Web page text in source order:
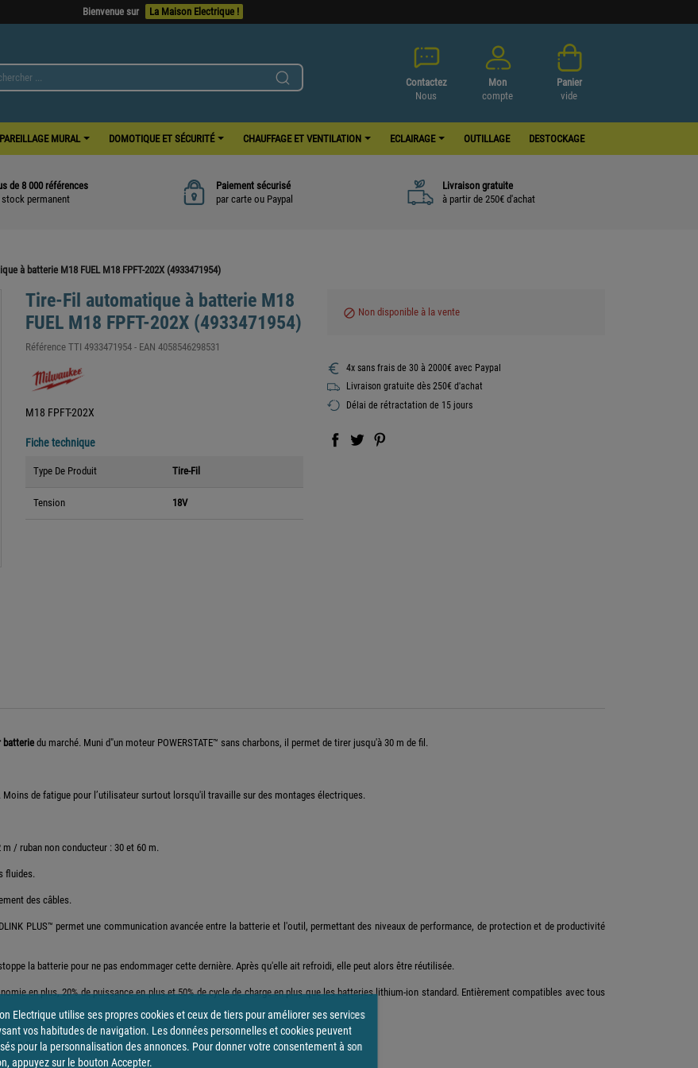
Contactez
Nous
Mon
compte
Panier
vide
MURAL DOMOTIQUE ET SÉCURITÉ CHAUFFAGE ET VENTILATION ECLAIRAGE OUTILLAGE DESTOCKAGE
de 8 000 références
stock permanent
Paiement sécurisé
par carte ou Paypal
Livraison gratuite
à partir de 250€ d'achat
à batterie M18 FUEL M18 FPFT-202X (4933471954)
Tire-Fil automatique à batterie M18
FUEL M18 FPFT-202X (4933471954)
Référence TTI 4933471954 - EAN 4058546298531
M18 FPFT-202X
Fiche technique
Type De Produit Tire-Fil
Tension 18V
block Non disponible à la vente
4x sans frais de 30 à 2000€ avec Paypal
Livraison gratuite dès 250€ d'achat
Délai de rétractation de 15 jours
batterie du marché. Muni d"un moteur POWERSTATE™ sans charbons, il permet de tirer jusqu'à 30 m de fil.
. Moins de fatigue pour l’utilisateur surtout lorsqu'il travaille sur des montages électriques.
/ ruban non conducteur : 30 et 60 m.
fluides.
des câbles.
PLUS™ permet une communication avancée entre la batterie et l'outil, permettant des niveaux de performance, de protection et de productivité
la batterie pour ne pas endommager cette dernière. Après qu'elle ait refroidi, elle peut alors être réutilisée.
en plus, 20% de puissance en plus et 50% de cycle de charge en plus que les batteries lithium-ion standard. Entièrement compatibles avec tous
HD Box
Electrique utilise ses propres cookies et ceux de tiers pour améliorer ses services
vos habitudes de navigation. Les données personnelles et cookies peuvent
pour la personnalisation des annonces. Pour donner votre consentement à son
appuyez sur le bouton Accepter.